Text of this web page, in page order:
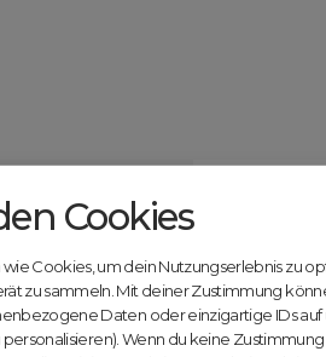
Anmeldung bei
Werde
Nutze unsere
innovativen
Mit
Cookies
Cookies, um dein Nutzungserlebnis zu
zu sammeln. Mit deiner Zustimmung
Daten oder einzigartige IDs auf
personalisieren). Wenn du keine